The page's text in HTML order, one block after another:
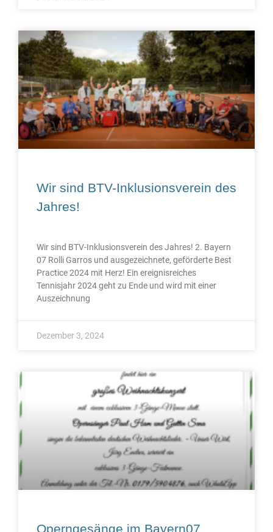
Wir sind BTV-Inklusionsverein des
Jahres!
Wir sind BTV-Inklusionsverein des Jahres! 2. Bayern
07 Rolli Garros und ausgezeichnete, geförderte Best
Practice 2024 mit Herz! Ein ereignisreiches
Tennisjahr 2024 geht zu Ende und wird mit einer
Auszeichnung
Dezember 3, 2024
Operngesänge im Bayern07